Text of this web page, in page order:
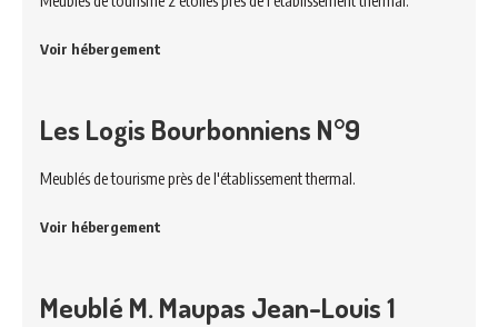
Voir hébergement
Les Logis Bourbonniens N°9
Meublés de tourisme près de l'établissement thermal.
Voir hébergement
Meublé M. Maupas Jean-Louis 1